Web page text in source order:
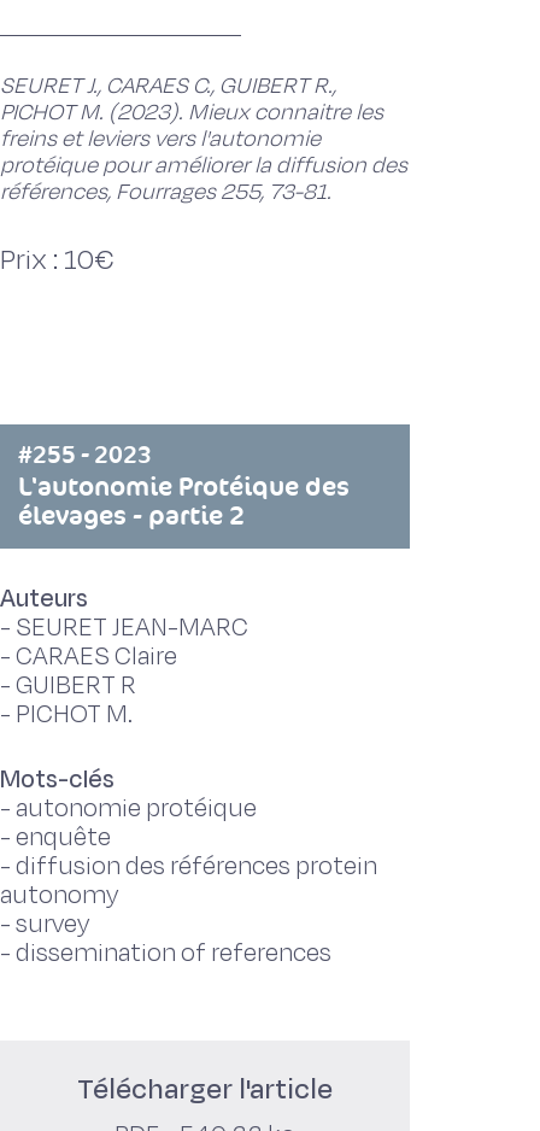
SEURET J., CARAES C., GUIBERT R.,
PICHOT M. (2023). Mieux connaitre les
freins et leviers vers l'autonomie
protéique pour améliorer la diffusion des
références, Fourrages 255, 73-81.
Prix : 10€
#255 - 2023
L'autonomie Protéique des
élevages - partie 2
Auteurs
- SEURET JEAN-MARC
-CARAES Claire
-GUIBERT R
- PICHOT M.
Mots-clés
- autonomie protéique
-enquête
-diffusion des références protein
autonomy
-survey
-dissemination of references
Télécharger l'article